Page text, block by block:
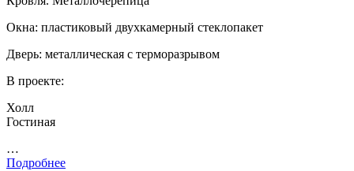
Окна: пластиковый двухкамерный стеклопакет
Дверь: металлическая с терморазрывом
В проекте:
Холл
Гостиная
…
Подробнее